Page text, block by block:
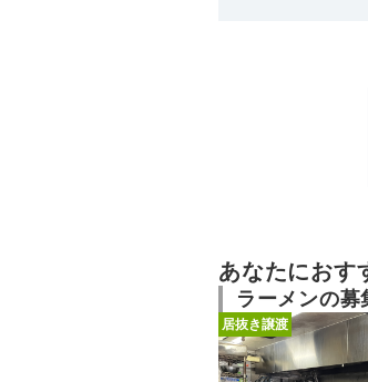
あなたにおす
ラーメンの
居抜き譲渡